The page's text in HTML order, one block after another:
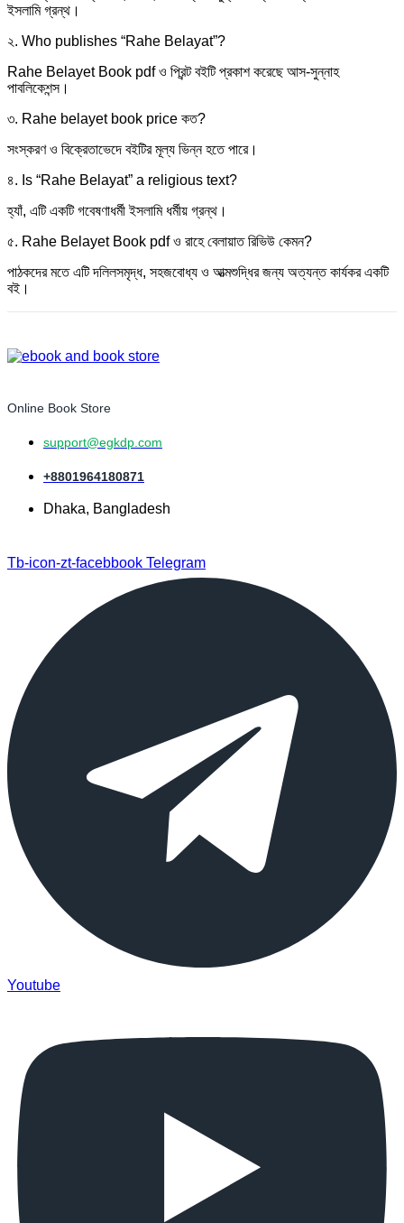
ইসলামি গ্রন্থ।
২. Who publishes “Rahe Belayat”?
Rahe Belayet Book pdf ও প্রিন্ট বইটি প্রকাশ করেছে আস-সুন্নাহ
পাবলিকেশন্স।
৩. Rahe belayet book price কত?
সংস্করণ ও বিক্রেতাভেদে বইটির মূল্য ভিন্ন হতে পারে।
৪. Is “Rahe Belayat” a religious text?
হ্যাঁ, এটি একটি গবেষণাধর্মী ইসলামি ধর্মীয় গ্রন্থ।
৫. Rahe Belayet Book pdf ও রাহে বেলায়াত রিভিউ কেমন?
পাঠকদের মতে এটি দলিলসমৃদ্ধ, সহজবোধ্য ও আত্মশুদ্ধির জন্য অত্যন্ত কার্যকর একটি
বই।
Online Book Store
support@egkdp.com
+8801964180871
Dhaka, Bangladesh
Tb-icon-zt-facebbook Telegram
Youtube